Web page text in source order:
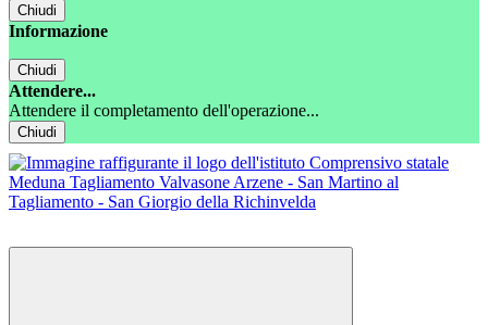
Chiudi
Informazione
Chiudi
Attendere...
Attendere il completamento dell'operazione...
Chiudi